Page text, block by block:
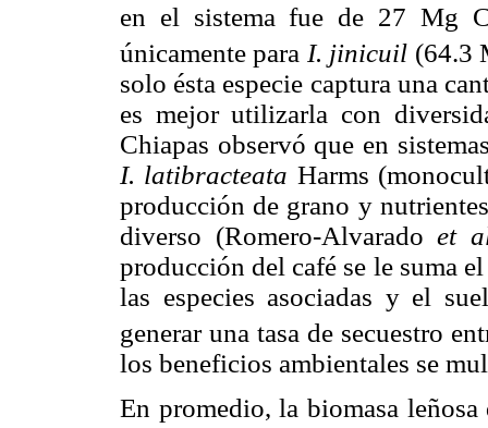
en el sistema fue de 27 Mg
únicamente para I. jinicuil (64.3
solo ésta especie captura una
es mejor utilizarla con
Chiapas observó que en
I. latibracteata Harms
producción de grano y
diverso (Romero-Alvaradoet
producción del café se le suma
las especies asociadas y el
generar una tasa de secuestro
los beneficios ambientales se
En promedio, la biomasa